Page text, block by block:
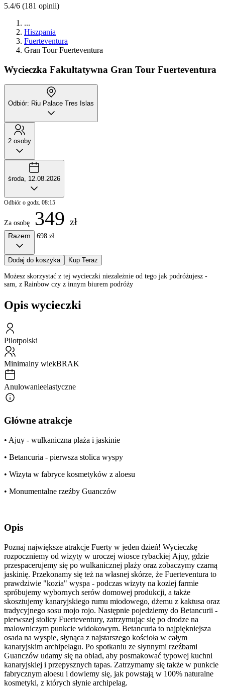
5.4/6 (181 opinii)
...
Hiszpania
Fuerteventura
Gran Tour Fuerteventura
Wycieczka Fakultatywna Gran Tour Fuerteventura
Odbiór: Riu Palace Tres Islas
2 osoby
środa, 12.08.2026
Odbiór o godz. 08:15
Za osobę 349 zł
Razem 698 zł
Dodaj do koszyka Kup Teraz
Możesz skorzystać z tej wycieczki niezależnie od tego jak podróżujesz -
sam, z Rainbow czy z innym biurem podróży
Opis wycieczki
Pilotpolski
Minimalny wiekBRAK
Anulowanieelastyczne
Główne atrakcje
• Ajuy - wulkaniczna plaża i jaskinie
• Betancuria - pierwsza stolica wyspy
• Wizyta w fabryce kosmetyków z aloesu
• Monumentalne rzeźby Guanczów
Opis
Poznaj największe atrakcje Fuerty w jeden dzień! Wycieczkę
rozpoczniemy od wizyty w uroczej wiosce rybackiej Ajuy, gdzie
przespacerujemy się po wulkanicznej plaży oraz zobaczymy czarną
jaskinię. Przekonamy się też na własnej skórze, że Fuerteventura to
prawdziwie "kozia" wyspa - podczas wizyty na koziej farmie
spróbujemy wybornych serów domowej produkcji, a także
skosztujemy kanaryjskiego rumu miodowego, dżemu z kaktusa oraz
tradycyjnego sosu mojo rojo. Następnie pojedziemy do Betancurii -
pierwszej stolicy Fuerteventury, zatrzymując się po drodze na
malowniczym punkcie widokowym. Betancuria to najpiękniejsza
osada na wyspie, słynąca z najstarszego kościoła w całym
kanaryjskim archipelagu. Po spotkaniu ze słynnymi rzeźbami
Guanczów udamy się na obiad, aby posmakować typowej kuchni
kanaryjskiej i przepysznych tapas. Zatrzymamy się także w punkcie
fabrycznym aloesu i dowiemy się, jak powstają w 100% naturalne
kosmetyki, z których słynie archipelag.